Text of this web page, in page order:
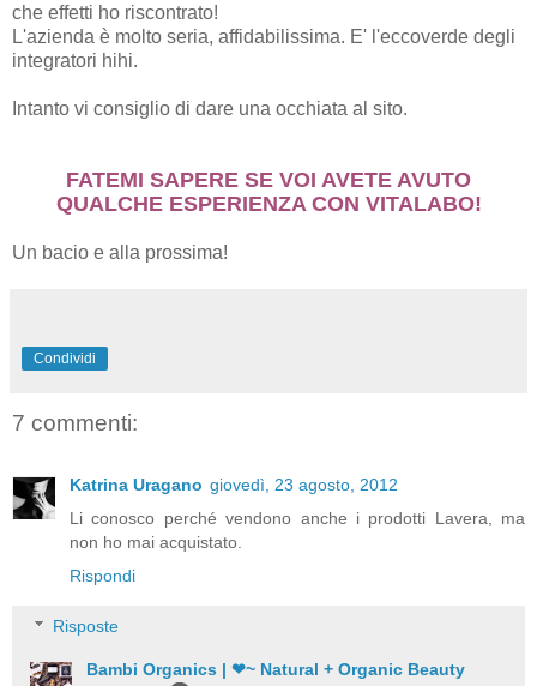
che effetti ho riscontrato!
L'azienda è molto seria, affidabilissima. E' l'eccoverde degli
integratori hihi.
Intanto vi consiglio di dare una occhiata al sito.
FATEMI SAPERE SE VOI AVETE AVUTO
QUALCHE ESPERIENZA CON VITALABO!
Un bacio e alla prossima!
Condividi
7 commenti:
Katrina Uragano giovedì, 23 agosto, 2012
Li conosco perché vendono anche i prodotti Lavera, ma
non ho mai acquistato.
Rispondi
Risposte
Bambi Organics | ❤~ Natural + Organic Beauty